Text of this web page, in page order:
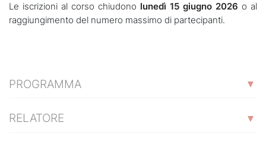
Le iscrizioni al corso chiudono lunedì 15 giugno 2026 o al
raggiungimento del numero massimo di partecipanti.
PROGRAMMA
RELATORE